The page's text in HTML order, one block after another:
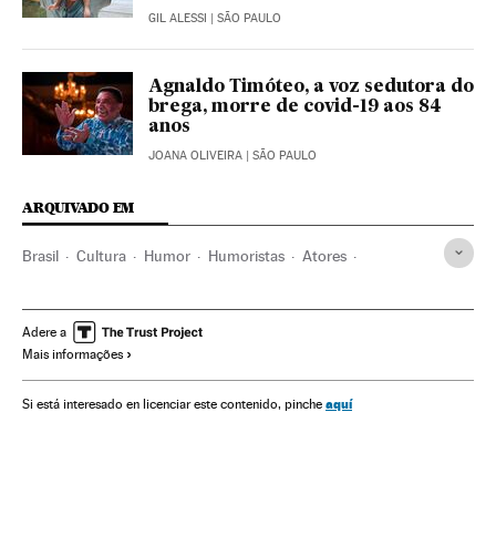
GIL ALESSI | SÃO PAULO
Agnaldo Timóteo, a voz sedutora do
brega, morre de covid-19 aos 84
anos
JOANA OLIVEIRA | SÃO PAULO
ARQUIVADO EM
Brasil Cultura Humor Humoristas Atores
Coronavirus Covid-19 Pandemia
Adere a
Mais informações
Si está interesado en licenciar este contenido, pinche aquí